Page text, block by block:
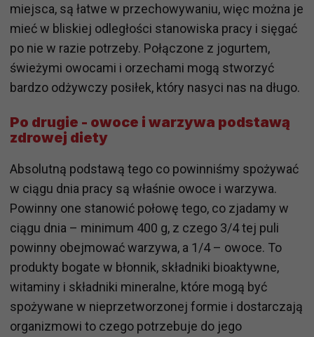
miejsca, są łatwe w przechowywaniu, więc można je
mieć w bliskiej odległości stanowiska pracy i sięgać
po nie w razie potrzeby. Połączone z jogurtem,
świeżymi owocami i orzechami mogą stworzyć
bardzo odżywczy posiłek, który nasyci nas na długo.
Po drugie - owoce i warzywa podstawą
zdrowej diety
Absolutną podstawą tego co powinniśmy spożywać
w ciągu dnia pracy są właśnie owoce i warzywa.
Powinny one stanowić połowę tego, co zjadamy w
ciągu dnia – minimum 400 g, z czego 3/4 tej puli
powinny obejmować warzywa, a 1/4 – owoce. To
produkty bogate w błonnik, składniki bioaktywne,
witaminy i składniki mineralne, które mogą być
spożywane w nieprzetworzonej formie i dostarczają
organizmowi to czego potrzebuje do jego